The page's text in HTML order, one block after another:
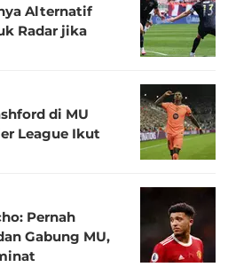
Alternatif
Radar jika
di MU
League Ikut
Pernah
Gabung MU,